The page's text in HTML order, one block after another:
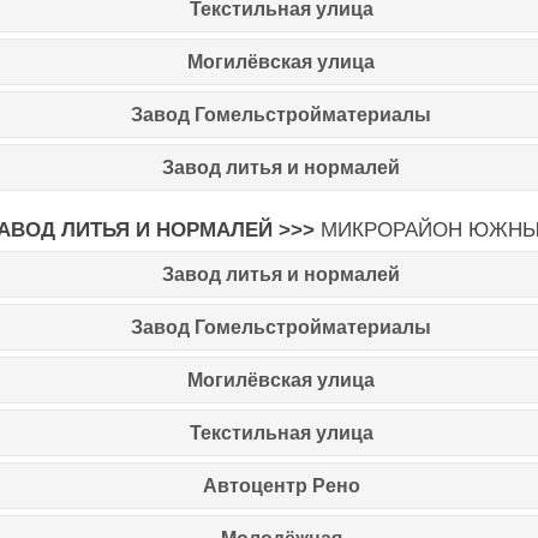
Текстильная улица
Могилёвская улица
Завод Гомельстройматериалы
Завод литья и нормалей
ЛИТЬЯ И НОРМАЛЕЙ >>> МИКРОРАЙОН
Завод литья и нормалей
Завод Гомельстройматериалы
Могилёвская улица
Текстильная улица
Автоцентр Рено